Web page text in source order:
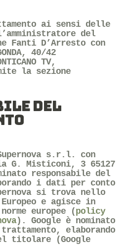
ai sensi delle
del
Fanti D’Arresto con
40/42
TV,
la sezione
DEL
s.r.l. con
G. Misticoni, 3 65127
responsabile del
i dati per conto
si trova nello
Europeo e agisce in
europee (policy
). Google è nominato
elaborando
titolare (Google